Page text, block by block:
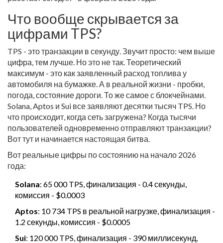
Что вообще скрывается за
цифрами TPS?
TPS - это транзакции в секунду. Звучит просто: чем выше
цифра, тем лучше. Но это не так. Теоретический
максимум - это как заявленный расход топлива у
автомобиля на бумажке. А в реальной жизни - пробки,
погода, состояние дороги. То же самое с блокчейнами.
Solana, Aptos и Sui все заявляют десятки тысяч TPS. Но
что происходит, когда сеть загружена? Когда тысячи
пользователей одновременно отправляют транзакции?
Вот тут и начинается настоящая битва.
Вот реальные цифры по состоянию на начало 2026
года:
Solana: 65 000 TPS, финализация - 0.4 секунды,
комиссия - $0.0003
Aptos: 10 734 TPS в реальной нагрузке, финализация -
1.2 секунды, комиссия - $0.0005
Sui: 120 000 TPS, финализация - 390 миллисекунд,